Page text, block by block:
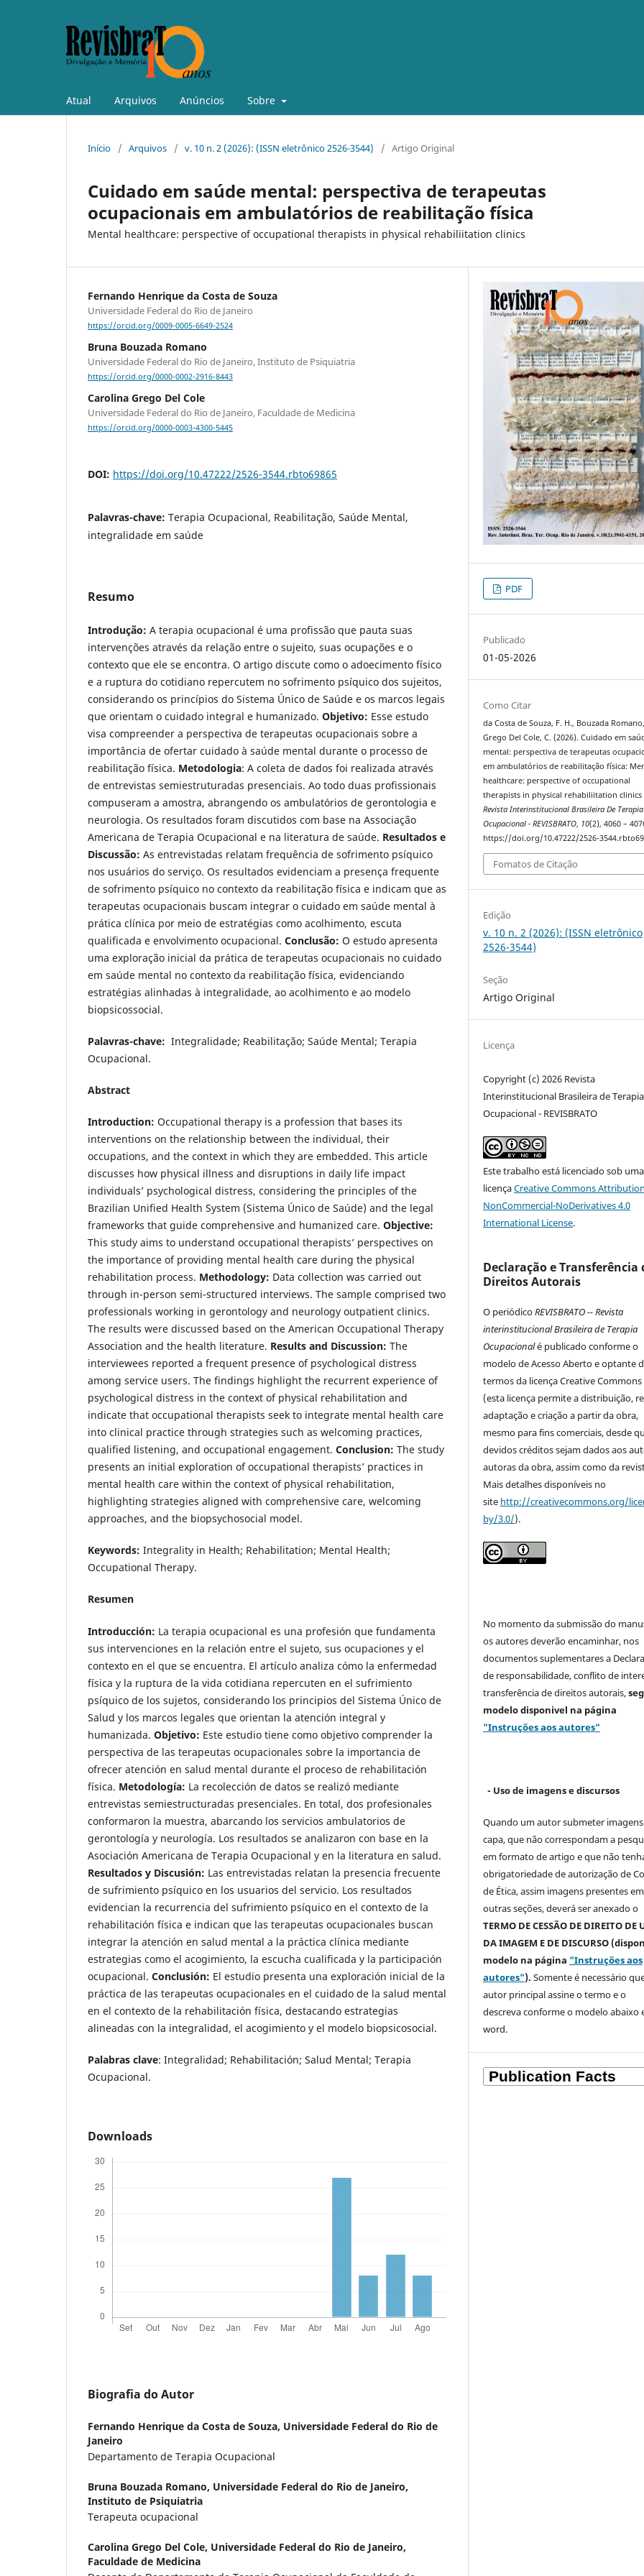
Atual Arquivos Anúncios Sobre
Início / Arquivos / v. 10 n. 2 (2026): (ISSN eletrônico 2526-3544) / Artigo Original
Cuidado em saúde mental: perspectiva de terapeutas
ocupacionais em ambulatórios de reabilitação física
Mental healthcare: perspective of occupational therapists in physical rehabiliitation clinics
Fernando Henrique da Costa de Souza
Universidade Federal do Rio de Janeiro
https://orcid.org/0009-0005-6649-2524
Bruna Bouzada Romano
Universidade Federal do Rio de Janeiro, Instituto de Psiquiatria
https://orcid.org/0000-0002-2916-8443
Carolina Grego Del Cole
Universidade Federal do Rio de Janeiro, Faculdade de Medicina
https://orcid.org/0000-0003-4300-5445
DOI: https://doi.org/10.47222/2526-3544.rbto69865
Palavras-chave: Terapia Ocupacional, Reabilitação, Saúde Mental,
integralidade em saúde
Resumo
Introdução: A terapia ocupacional é uma profissão que pauta suas
intervenções através da relação entre o sujeito, suas ocupações e o
contexto que ele se encontra. O artigo discute como o adoecimento físico
e a ruptura do cotidiano repercutem no sofrimento psíquico dos sujeitos,
considerando os princípios do Sistema Único de Saúde e os marcos legais
que orientam o cuidado integral e humanizado. Objetivo: Esse estudo
visa compreender a perspectiva de terapeutas ocupacionais sobre a
importância de ofertar cuidado à saúde mental durante o processo de
reabilitação física. Metodologia: A coleta de dados foi realizada através
de entrevistas semiestruturadas presenciais. Ao todo duas profissionais
compuseram a amostra, abrangendo os ambulatórios de gerontologia e
neurologia. Os resultados foram discutidos com base na Associação
Americana de Terapia Ocupacional e na literatura de saúde. Resultados e
Discussão: As entrevistadas relatam frequência de sofrimento psíquico
nos usuários do serviço. Os resultados evidenciam a presença frequente
de sofrimento psíquico no contexto da reabilitação física e indicam que as
terapeutas ocupacionais buscam integrar o cuidado em saúde mental à
prática clínica por meio de estratégias como acolhimento, escuta
qualificada e envolvimento ocupacional. Conclusão: O estudo apresenta
uma exploração inicial da prática de terapeutas ocupacionais no cuidado
em saúde mental no contexto da reabilitação física, evidenciando
estratégias alinhadas à integralidade, ao acolhimento e ao modelo
biopsicossocial.
Palavras-chave: Integralidade; Reabilitação; Saúde Mental; Terapia
Ocupacional.
Abstract
Introduction: Occupational therapy is a profession that bases its
interventions on the relationship between the individual, their
occupations, and the context in which they are embedded. This article
discusses how physical illness and disruptions in daily life impact
individuals’ psychological distress, considering the principles of the
Brazilian Unified Health System (Sistema Único de Saúde) and the legal
frameworks that guide comprehensive and humanized care. Objective:
This study aims to understand occupational therapists’ perspectives on
the importance of providing mental health care during the physical
rehabilitation process. Methodology: Data collection was carried out
through in-person semi-structured interviews. The sample comprised two
professionals working in gerontology and neurology outpatient clinics.
The results were discussed based on the American Occupational Therapy
Association and the health literature. Results and Discussion: The
interviewees reported a frequent presence of psychological distress
among service users. The findings highlight the recurrent experience of
psychological distress in the context of physical rehabilitation and
indicate that occupational therapists seek to integrate mental health care
into clinical practice through strategies such as welcoming practices,
qualified listening, and occupational engagement. Conclusion: The study
presents an initial exploration of occupational therapists’ practices in
mental health care within the context of physical rehabilitation,
highlighting strategies aligned with comprehensive care, welcoming
approaches, and the biopsychosocial model.
Keywords: Integrality in Health; Rehabilitation; Mental Health;
Occupational Therapy.
Resumen
Introducción: La terapia ocupacional es una profesión que fundamenta
sus intervenciones en la relación entre el sujeto, sus ocupaciones y el
contexto en el que se encuentra. El artículo analiza cómo la enfermedad
física y la ruptura de la vida cotidiana repercuten en el sufrimiento
psíquico de los sujetos, considerando los principios del Sistema Único de
Salud y los marcos legales que orientan la atención integral y
humanizada. Objetivo: Este estudio tiene como objetivo comprender la
perspectiva de las terapeutas ocupacionales sobre la importancia de
ofrecer atención en salud mental durante el proceso de rehabilitación
física. Metodología: La recolección de datos se realizó mediante
entrevistas semiestructuradas presenciales. En total, dos profesionales
conformaron la muestra, abarcando los servicios ambulatorios de
gerontología y neurología. Los resultados se analizaron con base en la
Asociación Americana de Terapia Ocupacional y en la literatura en salud.
Resultados y Discusión: Las entrevistadas relatan la presencia frecuente
de sufrimiento psíquico en los usuarios del servicio. Los resultados
evidencian la recurrencia del sufrimiento psíquico en el contexto de la
rehabilitación física e indican que las terapeutas ocupacionales buscan
integrar la atención en salud mental a la práctica clínica mediante
estrategias como el acogimiento, la escucha cualificada y la participación
ocupacional. Conclusión: El estudio presenta una exploración inicial de la
práctica de las terapeutas ocupacionales en el cuidado de la salud mental
en el contexto de la rehabilitación física, destacando estrategias
alineadas con la integralidad, el acogimiento y el modelo biopsicosocial.
Palabras clave: Integralidad; Rehabilitación; Salud Mental; Terapia
Ocupacional.
Downloads
Biografia do Autor
Fernando Henrique da Costa de Souza, Universidade Federal do Rio de
Janeiro
Departamento de Terapia Ocupacional
Bruna Bouzada Romano, Universidade Federal do Rio de Janeiro,
Instituto de Psiquiatria
Terapeuta ocupacional
Carolina Grego Del Cole, Universidade Federal do Rio de Janeiro,
Faculdade de Medicina
PDF
Publicado
01-05-2026
Como Citar
da Costa de Souza, F. H., Bouzada
Grego Del Cole, C. (2026). Cuidado em
mental: perspectiva de terapeutas
em ambulatórios de reabilitação física:
healthcare: perspective of occupational
therapists in physical rehabiliitation clinics
Revista Interinstitucional Brasileira De Terapia
Ocupacional - REVISBRATO, 10(2), 4060 –
https://doi.org/10.47222/2526-
Fomatos de Citação
Edição
v. 10 n. 2 (2026): (ISSN eletrônico
2526-3544)
Seção
Artigo Original
Licença
Copyright (c) 2026 Revista
Interinstitucional Brasileira de Terapia
Ocupacional - REVISBRATO
Este trabalho está licenciado sob uma
licençaCreative Commons
NonCommercial-NoDerivatives 4.0
International License.
Declaração e Transferência
Direitos Autorais
O periódicoREVISBRATO -- Revista
interinstitucional Brasileira de Terapia
Ocupacionalé publicado conforme o
modelo de Acesso Aberto e optante
termos da licença Creative Commons
(esta licença permite a distribuição,
adaptação e criação a partir da obra,
mesmo para fins comerciais, desde
devidos créditos sejam dados aos
autoras da obra, assim como da
Mais detalhes disponíveis no
site http://creativecommons.org/
by/3.0/).
No momento da submissão do
os autores deverão encaminhar, nos
documentos suplementares a
de responsabilidade, conflito de
transferência de direitos autorais,
modelodisponivel na página
"Instruções aos autores"
- Uso de imagens e discursos
Quando um autor submeter
capa, que não correspondam a
em formato de artigo e que não
obrigatoriedade de autorização de
de Ética, assim imagens presentes em
outras seções, deverá ser anexado o
TERMO DE CESSÃO DE DIREITO DE
DA IMAGEM E DE DISCURSO
modelo na página "Instruções aos
autores"). Somente é necessário
autor principal assine o termo e o
descrevaconforme o modelo abaixo
word.